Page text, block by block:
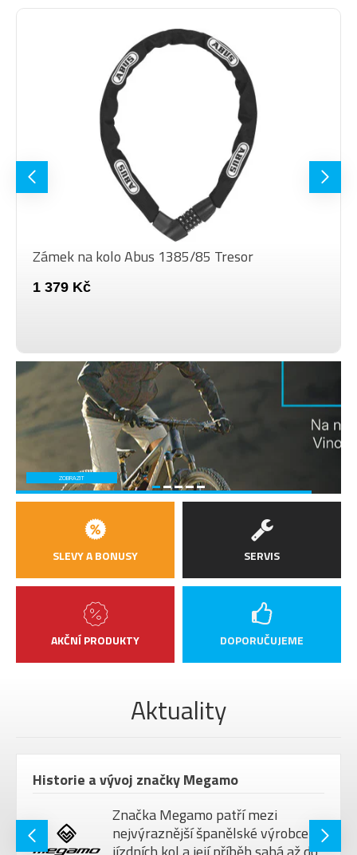
Zámek na kolo Abus 1385/85 Tresor
1 379 Kč
ZOBRAZIT
SLEVY A BONUSY
AKČNÍ PRODUKTY
SERVIS
DOPORUČUJEME
Aktuality
Historie a vývoj značky Megamo
Značka Megamo patří mezi
nejvýraznější španělské výrobce